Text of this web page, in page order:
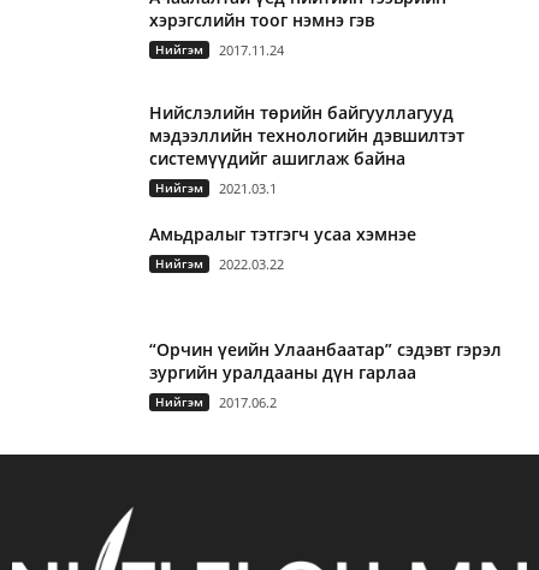
хэрэгслийн тоог нэмнэ гэв
Нийгэм 2017.11.24
Нийслэлийн төрийн байгууллагууд
мэдээллийн технологийн дэвшилтэт
системүүдийг ашиглаж байна
Нийгэм 2021.03.1
Амьдралыг тэтгэгч усаа хэмнэе
Нийгэм 2022.03.22
“Орчин үеийн Улаанбаатар” сэдэвт гэрэл
зургийн уралдааны дүн гарлаа
Нийгэм 2017.06.2